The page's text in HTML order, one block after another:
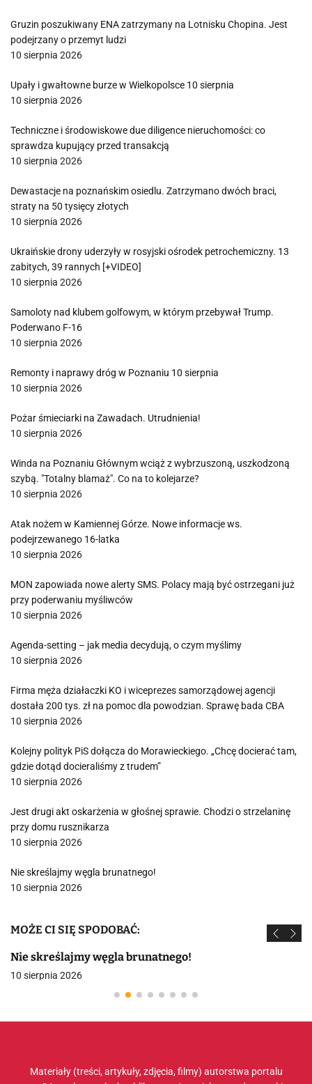
Gruzin poszukiwany ENA zatrzymany na Lotnisku Chopina. Jest
podejrzany o przemyt ludzi
10 sierpnia 2026
Upały i gwałtowne burze w Wielkopolsce 10 sierpnia
10 sierpnia 2026
Techniczne i środowiskowe due diligence nieruchomości: co
sprawdza kupujący przed transakcją
10 sierpnia 2026
Dewastacje na poznańskim osiedlu. Zatrzymano dwóch braci,
straty na 50 tysięcy złotych
10 sierpnia 2026
Ukraińskie drony uderzyły w rosyjski ośrodek petrochemiczny. 13
zabitych, 39 rannych [+VIDEO]
10 sierpnia 2026
Samoloty nad klubem golfowym, w którym przebywał Trump.
Poderwano F-16
10 sierpnia 2026
Remonty i naprawy dróg w Poznaniu 10 sierpnia
10 sierpnia 2026
Pożar śmieciarki na Zawadach. Utrudnienia!
10 sierpnia 2026
Winda na Poznaniu Głównym wciąż z wybrzuszoną, uszkodzoną
szybą. "Totalny blamaż". Co na to kolejarze?
10 sierpnia 2026
Atak nożem w Kamiennej Górze. Nowe informacje ws.
podejrzewanego 16-latka
10 sierpnia 2026
MON zapowiada nowe alerty SMS. Polacy mają być ostrzegani już
przy poderwaniu myśliwców
10 sierpnia 2026
Agenda-setting – jak media decydują, o czym myślimy
10 sierpnia 2026
Firma męża działaczki KO i wiceprezes samorządowej agencji
dostała 200 tys. zł na pomoc dla powodzian. Sprawę bada CBA
10 sierpnia 2026
Kolejny polityk PiS dołącza do Morawieckiego. „Chcę docierać tam,
gdzie dotąd docieraliśmy z trudem”
10 sierpnia 2026
Jest drugi akt oskarżenia w głośnej sprawie. Chodzi o strzelaninę
przy domu rusznikarza
10 sierpnia 2026
Nie skreślajmy węgla brunatnego!
10 sierpnia 2026
MOŻE CI SIĘ SPODOBAĆ:
Nie skreślajmy węgla brunatnego!
10 sierpnia 2026
Materiały (treści, artykuły, zdjęcia, filmy) autorstwa portalu